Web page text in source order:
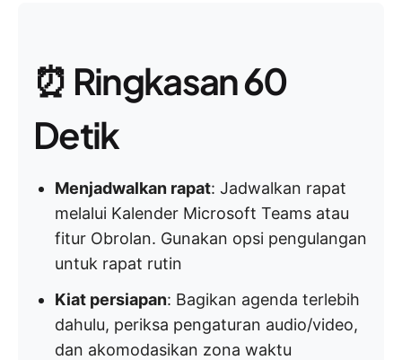
⏰ Ringkasan 60
Detik
Menjadwalkan rapat: Jadwalkan rapat
melalui Kalender Microsoft Teams atau
fitur Obrolan. Gunakan opsi pengulangan
untuk rapat rutin
Kiat persiapan: Bagikan agenda terlebih
dahulu, periksa pengaturan audio/video,
dan akomodasikan zona waktu